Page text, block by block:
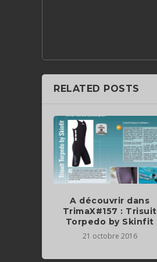
RELATED POSTS
A découvrir dans
TrimaX#157 : Trisuit
Torpedo by Skinfit
21 octobre 2016